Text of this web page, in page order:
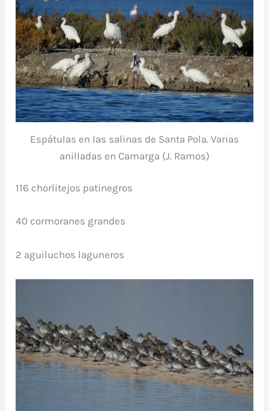
Espátulas en las salinas de Santa Pola. Varias
anilladas en Camarga (J. Ramos)
116 chorlitejos patinegros
40 cormoranes grandes
2 aguiluchos laguneros